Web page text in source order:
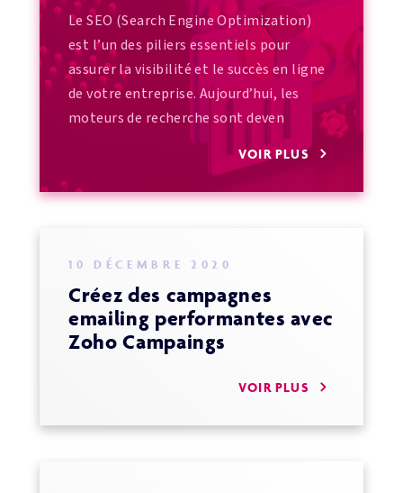
Le SEO (Search Engine Optimization)
est l’un des piliers essentiels pour
assurer la visibilité et le succès en ligne
de votre entreprise. Aujourd’hui, les
moteurs de recherche sont deven
VOIR PLUS
10 DÉCEMBRE 2020
Créez des campagnes
emailing performantes avec
Zoho Campaings
VOIR PLUS